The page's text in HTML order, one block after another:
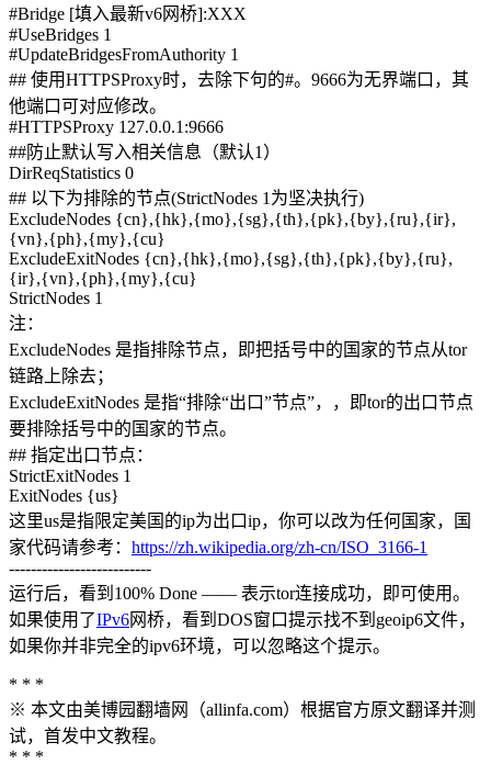
#Bridge [填入最新v6网桥]:XXX
#UseBridges 1
#UpdateBridgesFromAuthority 1
## 使用HTTPSProxy时，去除下句的#。9666为无界端口，其
他端口可对应修改。
#HTTPSProxy 127.0.0.1:9666
##防止默认写入相关信息（默认1）
DirReqStatistics 0
## 以下为排除的节点(StrictNodes 1为坚决执行)
ExcludeNodes {cn},{hk},{mo},{sg},{th},{pk},{by},{ru},{ir},
{vn},{ph},{my},{cu}
ExcludeExitNodes {cn},{hk},{mo},{sg},{th},{pk},{by},{ru},
{ir},{vn},{ph},{my},{cu}
StrictNodes 1
注：
ExcludeNodes 是指排除节点，即把括号中的国家的节点从tor
链路上除去；
ExcludeExitNodes 是指“排除“出口”节点”，，即tor的出口节点
要排除括号中的国家的节点。
## 指定出口节点：
StrictExitNodes 1
ExitNodes {us}
这里us是指限定美国的ip为出口ip，你可以改为任何国家，国
家代码请参考： https://zh.wikipedia.org/zh-cn/ISO_3166-1
--------------------------
运行后，看到100% Done —— 表示tor连接成功，即可使用。
如果使用了IPv6网桥，看到DOS窗口提示找不到geoip6文件，
如果你并非完全的ipv6环境，可以忽略这个提示。
* * *
※ 本文由美博园翻墙网（allinfa.com）根据官方原文翻译并测
试，首发中文教程。
* * *